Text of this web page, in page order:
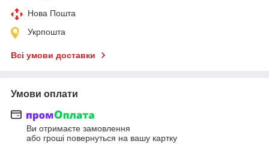
Нова Пошта
Укрпошта
Всі умови доставки
Умови оплати
Ви отримаєте замовлення
або гроші повернуться на вашу картку